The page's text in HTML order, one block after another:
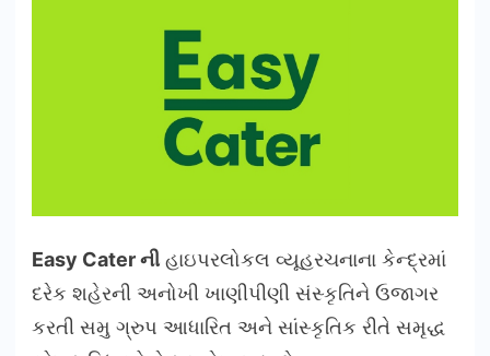
Easy Caterની હાઇપરલોકલ વ્યૂહરચનાના કેન્દ્રમાં
દરેક શહેરની અનોખી ખાણીપીણી સંસ્કૃતિને ઉજાગર
કરતી સમુ ગ્રુપ આધારિત અને સાંસ્કૃતિક રીતે સમૃદ્ધ